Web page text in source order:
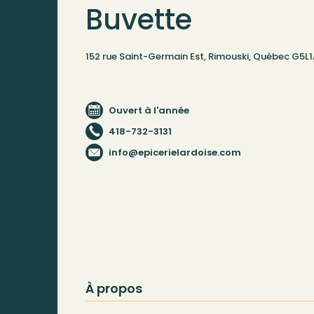
Buvette
152 rue Saint-Germain Est, Rimouski, Québec
Ouvert à l'année
418-732-3131
info@epicerielardoise.com
À propos